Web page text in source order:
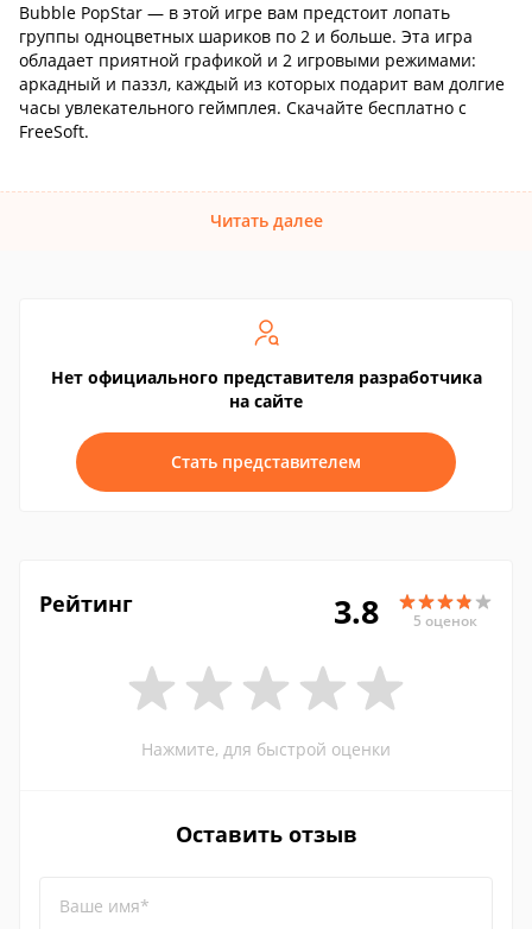
Bubble PopStar — в этой игре вам предстоит лопать
группы одноцветных шариков по 2 и больше. Эта игра
обладает приятной графикой и 2 игровыми режимами:
аркадный и паззл, каждый из которых подарит вам долгие
часы увлекательного геймплея. Скачайте бесплатно с
FreeSoft.
Читать далее
Нет официального представителя разработчика
на сайте
Стать представителем
Рейтинг 3.8 5 оценок
Нажмите, для быстрой оценки
Оставить отзыв
Ваше имя*